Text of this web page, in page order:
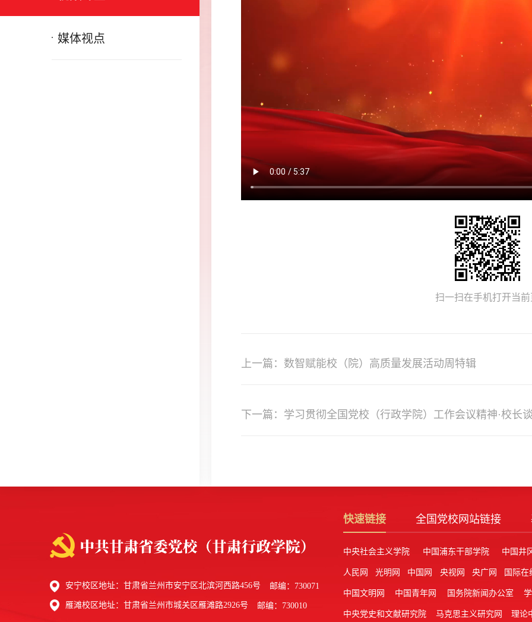
媒体视点
扫一扫在手机打开当
上一篇：数智赋能校（院）高质量发展活动周特辑
下一篇：学习贯彻全国党校（行政学院）工作会议精神·校长
安宁校区地址：甘肃省兰州市安宁区北滨河西路456号 邮编：730071
雁滩校区地址：甘肃省兰州市城关区雁滩路2926号 邮编：730010
快速链接 全国党校网站链接
中央社会主义学院 中国浦东干部学院 中国井
人民网 光明网 中国网 央视网 央广网 国际在
中国文明网 中国青年网 国务院新闻办公室
中央党史和文献研究院 马克思主义研究网 理论